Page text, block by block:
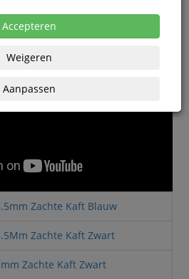
Zachte Kaft Blauw
Zachte Kaft Zwart
Zachte Kaft Zwart
Accepteren
Weigeren
Aanpassen